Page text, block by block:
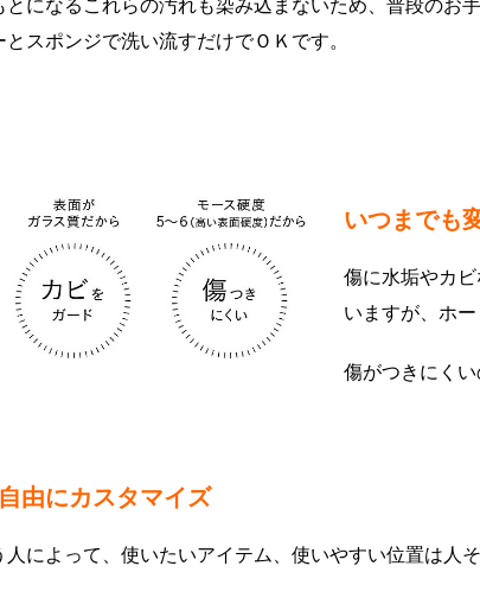
とになるこれらの汚れも染み込まないため、普段のお
スポンジで洗い流すだけでＯＫです。
いつまでも
傷に水垢やカ
いますが、ホ
傷がつきにく
由にカスタマイズ
によって、使いたいアイテム、使いやすい位置は人